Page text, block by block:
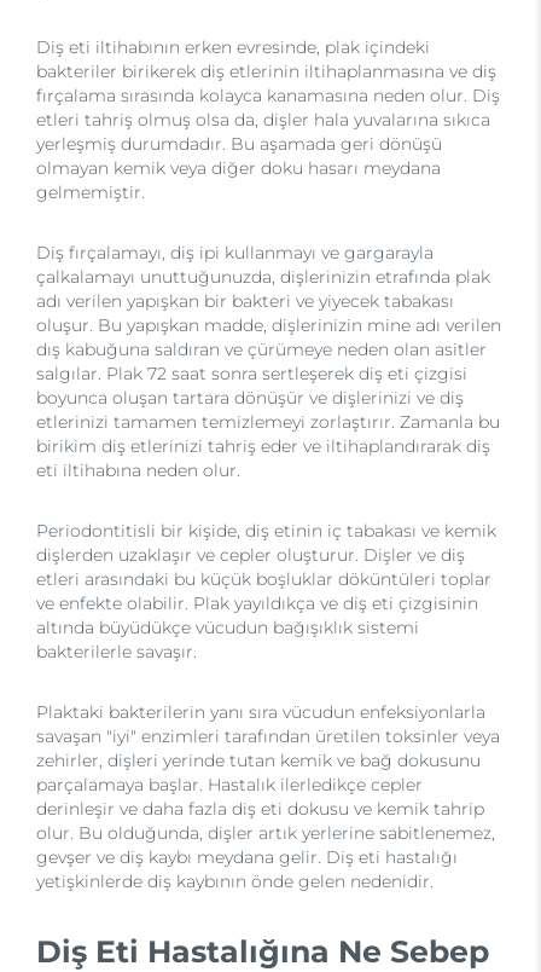
Diş eti iltihabının erken evresinde, plak içindeki
bakteriler birikerek diş etlerinin iltihaplanmasına ve diş
fırçalama sırasında kolayca kanamasına neden olur. Diş
etleri tahriş olmuş olsa da, dişler hala yuvalarına sıkıca
yerleşmiş durumdadır. Bu aşamada geri dönüşü
olmayan kemik veya diğer doku hasarı meydana
gelmemiştir.
Diş fırçalamayı, diş ipi kullanmayı ve gargarayla
çalkalamayı unuttuğunuzda, dişlerinizin etrafında plak
adı verilen yapışkan bir bakteri ve yiyecek tabakası
oluşur. Bu yapışkan madde, dişlerinizin mine adı verilen
dış kabuğuna saldıran ve çürümeye neden olan asitler
salgılar. Plak 72 saat sonra sertleşerek diş eti çizgisi
boyunca oluşan tartara dönüşür ve dişlerinizi ve diş
etlerinizi tamamen temizlemeyi zorlaştırır. Zamanla bu
birikim diş etlerinizi tahriş eder ve iltihaplandırarak diş
eti iltihabına neden olur.
Periodontitisli bir kişide, diş etinin iç tabakası ve kemik
dişlerden uzaklaşır ve cepler oluşturur. Dişler ve diş
etleri arasındaki bu küçük boşluklar döküntüleri toplar
ve enfekte olabilir. Plak yayıldıkça ve diş eti çizgisinin
altında büyüdükçe vücudun bağışıklık sistemi
bakterilerle savaşır.
Plaktaki bakterilerin yanı sıra vücudun enfeksiyonlarla
savaşan "iyi" enzimleri tarafından üretilen toksinler veya
zehirler, dişleri yerinde tutan kemik ve bağ dokusunu
parçalamaya başlar. Hastalık ilerledikçe cepler
derinleşir ve daha fazla diş eti dokusu ve kemik tahrip
olur. Bu olduğunda, dişler artık yerlerine sabitlenemez,
gevşer ve diş kaybı meydana gelir. Diş eti hastalığı
yetişkinlerde diş kaybının önde gelen nedenidir.
Diş Eti Hastalığına Ne Sebep